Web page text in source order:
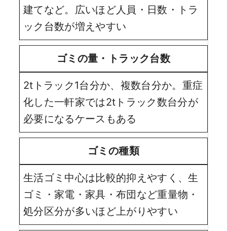
建てなど。広いほど人員・日数・トラ
ック台数が増えやすい
ゴミの量・トラック台数
2tトラック1台分か、複数台分か。重症
化した一軒家では2tトラック数台分が
必要になるケースもある
ゴミの種類
生活ゴミ中心は比較的抑えやすく、生
ゴミ・家電・家具・布団など重量物・
処分区分が多いほど上がりやすい